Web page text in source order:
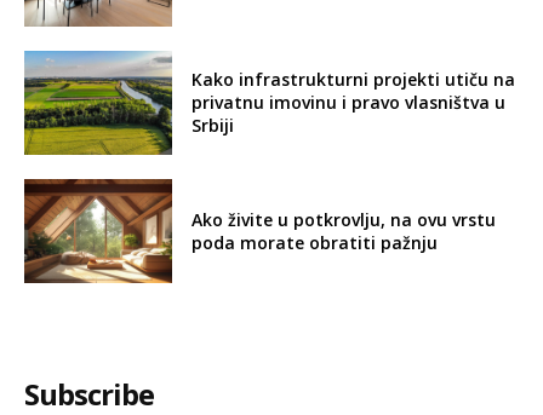
Kako infrastrukturni projekti utiču na
privatnu imovinu i pravo vlasništva u
Srbiji
Ako živite u potkrovlju, na ovu vrstu
poda morate obratiti pažnju
Subscribe